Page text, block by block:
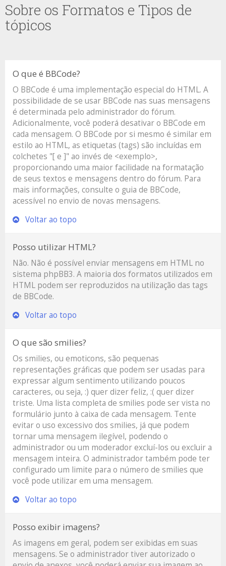
Sobre os Formatos e Tipos de
tópicos
O que é BBCode?
O BBCode é uma implementação especial do HTML. A
possibilidade de se usar BBCode nas suas mensagens
é determinada pelo administrador do fórum.
Adicionalmente, você poderá desativar o BBCode em
cada mensagem. O BBCode por si mesmo é similar em
estilo ao HTML, as etiquetas (tags) são incluídas em
colchetes "[ e ]" ao invés de <exemplo>,
proporcionando uma maior facilidade na formatação
de seus textos e mensagens dentro do fórum. Para
mais informações, consulte o guia de BBCode,
acessível no envio de novas mensagens.
Voltar ao topo
Posso utilizar HTML?
Não. Não é possível enviar mensagens em HTML no
sistema phpBB3. A maioria dos formatos utilizados em
HTML podem ser reproduzidos na utilização das tags
de BBCode.
Voltar ao topo
O que são smilies?
Os smilies, ou emoticons, são pequenas
representações gráficas que podem ser usadas para
expressar algum sentimento utilizando poucos
caracteres, ou seja, :) quer dizer feliz, :( quer dizer
triste. Uma lista completa de smilies pode ser vista no
formulário junto à caixa de cada mensagem. Tente
evitar o uso excessivo dos smilies, já que podem
tornar uma mensagem ilegível, podendo o
administrador ou um moderador excluí-los ou excluir a
mensagem inteira. O administrador também pode ter
configurado um limite para o número de smilies que
você pode utilizar em uma mensagem.
Voltar ao topo
Posso exibir imagens?
As imagens em geral, podem ser exibidas em suas
mensagens. Se o administrador tiver autorizado o